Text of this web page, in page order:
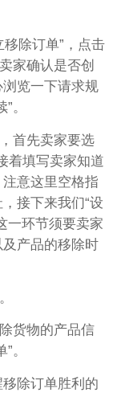
移除订单”，点击
家确认是否创
览一下请求规
。
首先卖家要选
着填写卖家知道
意这里空格指
接下来我们“设
一环节须要卖家
产品的移除时
货物的产品信
。
除订单胜利的